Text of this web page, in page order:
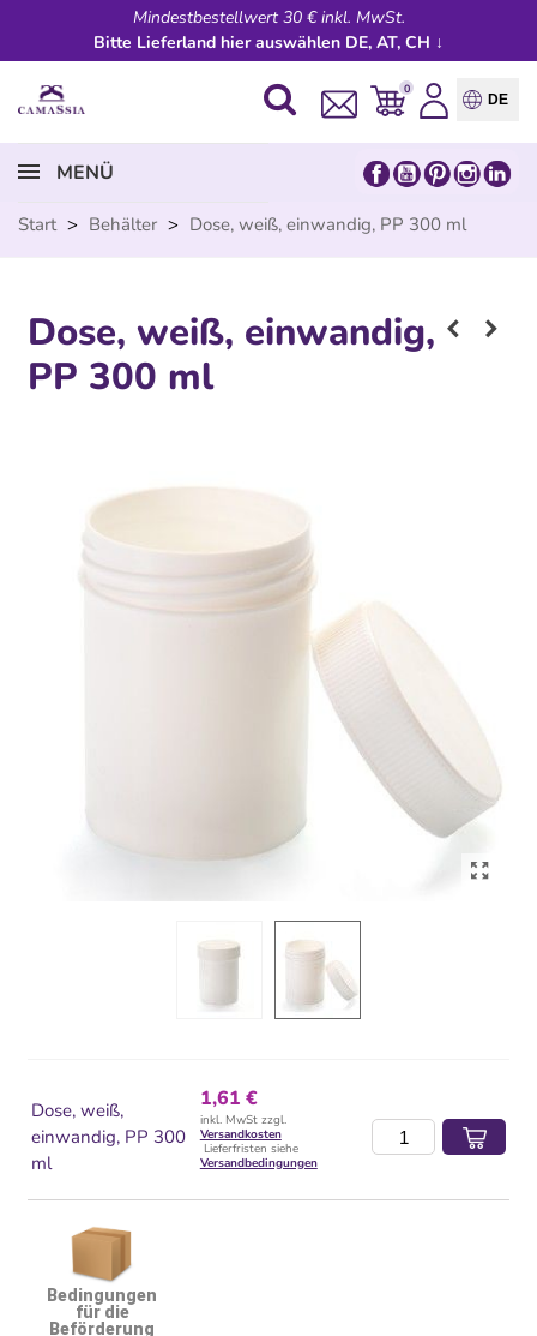
Mindestbestellwert 30 € inkl. MwSt.
Bitte Lieferland hier auswählen DE, AT, CH ↓
0
DE
MENÜ
Start > Behälter > Dose, weiß, einwandig, PP 300 ml
Dose, weiß, einwandig,
PP 300 ml
Dose, weiß,
einwandig, PP 300
ml
1,61 €
inkl. MwSt zzgl.
Versandkosten
Lieferfristen siehe
Versandbedingungen
Bedingungen
für die
Beförderung